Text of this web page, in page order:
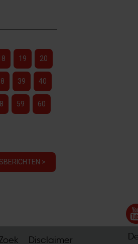
19 20
39 40
59 60
>
Disclaimer